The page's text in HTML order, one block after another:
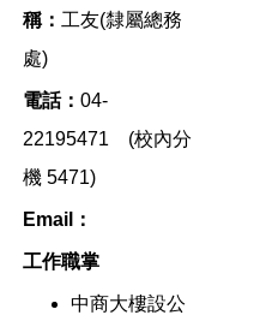
稱： 工友(隸屬總務
處)
電話： 04-
22195471 (校內分
機 5471)
Email：
工作職掌
中商大樓設公